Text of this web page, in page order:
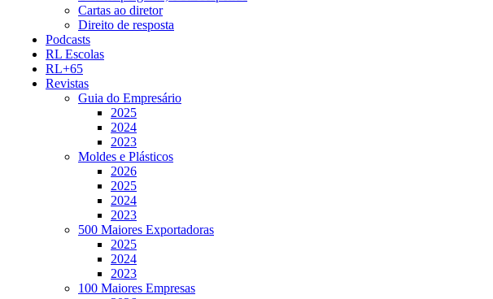
Cartas ao diretor
Direito de resposta
Podcasts
RL Escolas
RL+65
Revistas
Guia do Empresário
2025
2024
2023
Moldes e Plásticos
2026
2025
2024
2023
500 Maiores Exportadoras
2025
2024
2023
100 Maiores Empresas